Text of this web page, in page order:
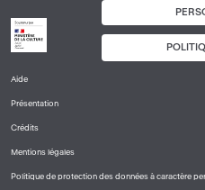
DE
PAGE
1
Aide
Présentation
Crédits
Mentions légales
Politique de protection des données à caractère